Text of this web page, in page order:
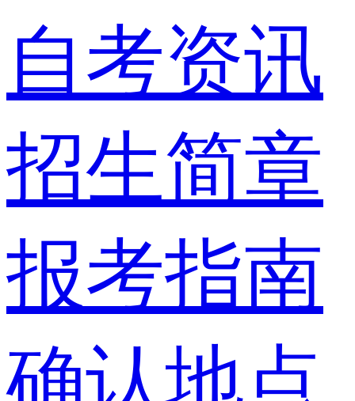
自考资讯
招生简章
报考指南
确认地点